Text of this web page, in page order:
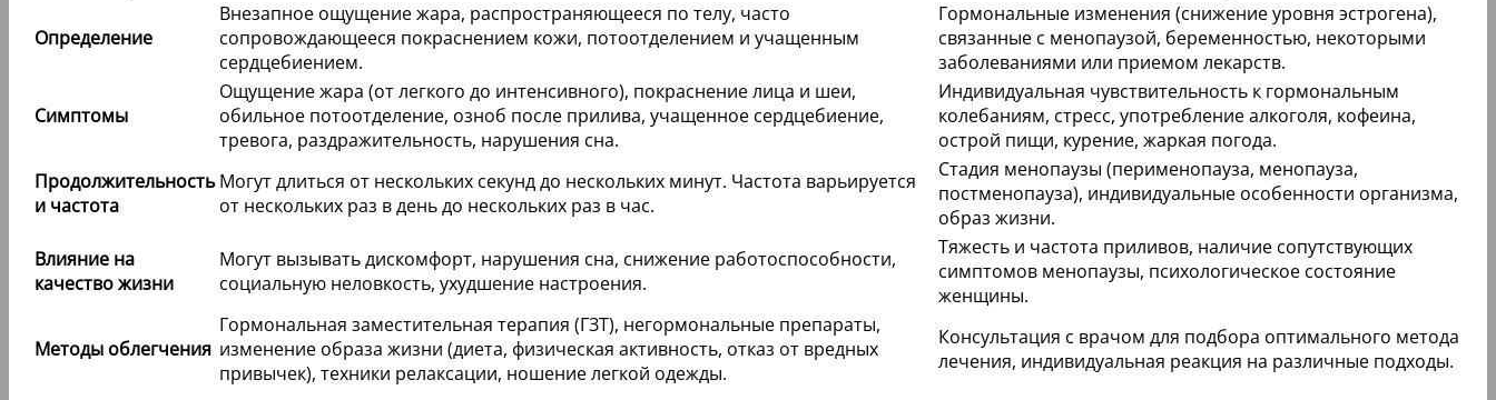
Определение
Внезапное ощущение жара, распространяющееся по телу, часто
сопровождающееся покраснением кожи, потоотделением и учащенным
сердцебиением.
Гормональные изменения (снижение уровня эстрогена),
связанные с менопаузой, беременностью, некоторыми
заболеваниями или приемом лекарств.
Симптомы
Ощущение жара (от легкого до интенсивного), покраснение лица и шеи,
обильное потоотделение, озноб после прилива, учащенное сердцебиение,
тревога, раздражительность, нарушения сна.
Индивидуальная чувствительность к гормональным
колебаниям, стресс, употребление алкоголя, кофеина,
острой пищи, курение, жаркая погода.
Продолжительность
и частота
Могут длиться от нескольких секунд до нескольких минут. Частота варьируется
от нескольких раз в день до нескольких раз в час.
Стадия менопаузы (перименопауза, менопауза,
постменопауза), индивидуальные особенности организма,
образ жизни.
Влияние на
качество жизни
Могут вызывать дискомфорт, нарушения сна, снижение работоспособности,
социальную неловкость, ухудшение настроения.
Тяжесть и частота приливов, наличие сопутствующих
симптомов менопаузы, психологическое состояние
женщины.
Методы облегчения
Гормональная заместительная терапия (ГЗТ), негормональные препараты,
изменение образа жизни (диета, физическая активность, отказ от вредных
привычек), техники релаксации, ношение легкой одежды.
Консультация с врачом для подбора оптимального метода
лечения, индивидуальная реакция на различные подходы.